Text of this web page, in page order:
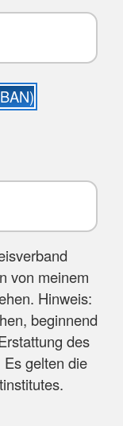
von meinem
Hinweis:
beginnend
des
gelten die